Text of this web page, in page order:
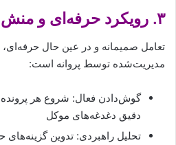
۳. رویکرد حرفه‌ای و منش کاری فهیمه پروانه
تعامل صمیمانه و در عین حال حرفه‌ای،
مدیریت‌شده توسط پروانه است:
گوش‌دادن فعال: شروع هر
دقیق دغدغه‌های موکل
تحلیل راهبردی: تدوین گزینه‌های